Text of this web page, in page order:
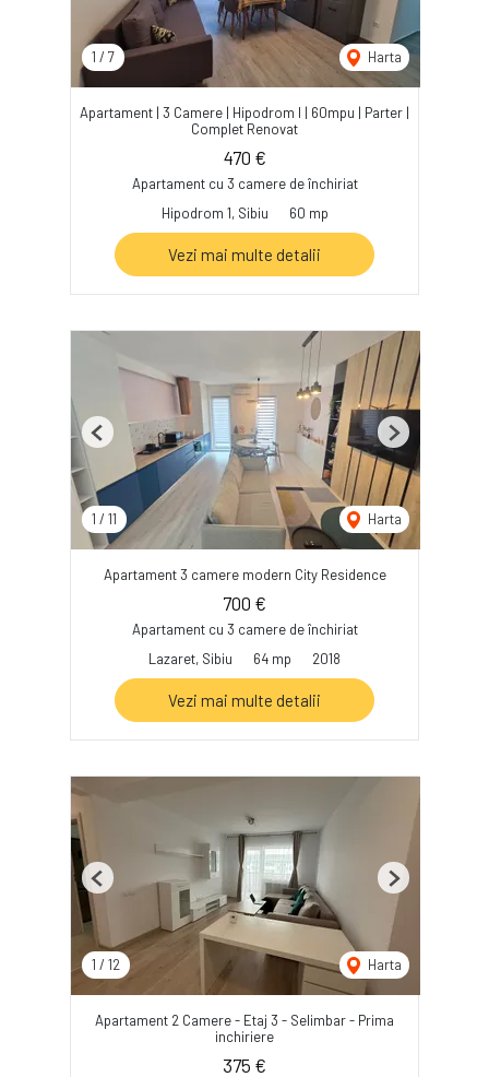
1 / 7 Harta
Apartament | 3 Camere | Hipodrom I | 60mpu | Parter |
Complet Renovat
470 €
Apartament cu 3 camere de închiriat
Hipodrom 1, Sibiu
60 mp
Vezi mai multe detalii
1 / 11 Harta
Previous Next
Apartament 3 camere modern City Residence
700 €
Apartament cu 3 camere de închiriat
Lazaret, Sibiu
64 mp 2018
Vezi mai multe detalii
1 / 12 Harta
Previous Next
Apartament 2 Camere - Etaj 3 - Selimbar - Prima
inchiriere
375 €